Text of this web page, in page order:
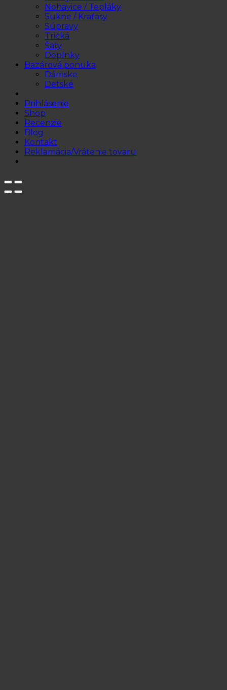
Nohavice / Tepláky
Sukne / Kraťasy
Súpravy
Tričká
Šaty
Doplnky
Bazárová ponuka
Dámske
Detské
Prihlásenie
Shop
Recenzie
Blog
Kontakt
Reklamácia/Vrátenie tovaru